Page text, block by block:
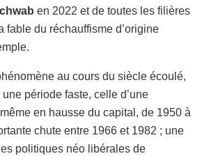
en 2022 et de toutes les filières
fable du réchauffisme d’origine
au cours du siècle écoulé,
période faste, celle d’une
en hausse du capital, de 1950 à
chute entre 1966 et 1982 ; une
politiques néo libérales de